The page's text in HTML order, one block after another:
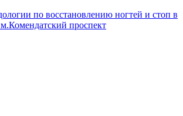
по восстановлению ногтей и стоп в
проспект